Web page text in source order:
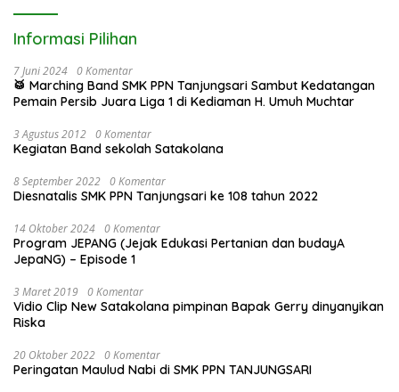
Informasi Pilihan
7 Juni 2024 0 Komentar
🥁 Marching Band SMK PPN Tanjungsari Sambut Kedatangan
Pemain Persib Juara Liga 1 di Kediaman H. Umuh Muchtar
3 Agustus 2012 0 Komentar
Kegiatan Band sekolah Satakolana
8 September 2022 0 Komentar
Diesnatalis SMK PPN Tanjungsari ke 108 tahun 2022
14 Oktober 2024 0 Komentar
Program JEPANG (Jejak Edukasi Pertanian dan budayA
JepaNG) – Episode 1
3 Maret 2019 0 Komentar
Vidio Clip New Satakolana pimpinan Bapak Gerry dinyanyikan
Riska
20 Oktober 2022 0 Komentar
Peringatan Maulud Nabi di SMK PPN TANJUNGSARI